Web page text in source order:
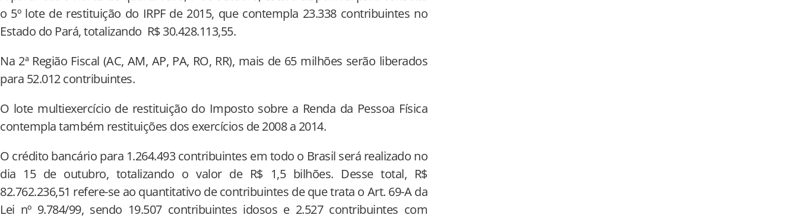
o 5º lote de restituição do IRPF de 2015, que contempla 23.338 contribuintes no
Estado do Pará, totalizando R$ 30.428.113,55.
Na 2ª Região Fiscal (AC, AM, AP, PA, RO, RR), mais de 65 milhões serão liberados
para 52.012 contribuintes.
O lote multiexercício de restituição do Imposto sobre a Renda da Pessoa Física
contempla também restituições dos exercícios de 2008 a 2014.
O crédito bancário para 1.264.493 contribuintes em todo o Brasil será realizado no
dia 15 de outubro, totalizando o valor de R$ 1,5 bilhões. Desse total, R$
82.762.236,51 refere-se ao quantitativo de contribuintes de que trata o Art. 69-A da
Lei nº 9.784/99, sendo 19.507 contribuintes idosos e 2.527 contribuintes com